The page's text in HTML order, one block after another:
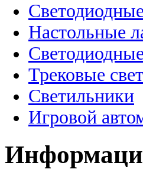
Настольные
Трековые
Светильники
Игровой